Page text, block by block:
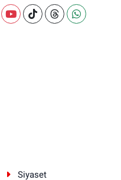
Siyaset